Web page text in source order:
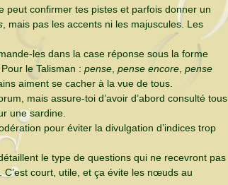
peut confirmer tes pistes et parfois donner un
, mais pas les accents ni les majuscules. Les
les dans la case réponse sous la forme
le Talisman : pense pense encore pense
aiment se cacher à la vue de tous.
mais assure-toi d’avoir d’abord consulté tous
une sardine.
pour éviter la divulgation d’indices trop
le type de questions qui ne recevront pas
court, utile, et ça évite les nœuds au